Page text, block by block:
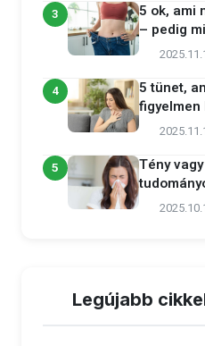
3
5 ok, ami
– pedig
4
5 tünet,
figyelmen
5
Tény
Legújabb